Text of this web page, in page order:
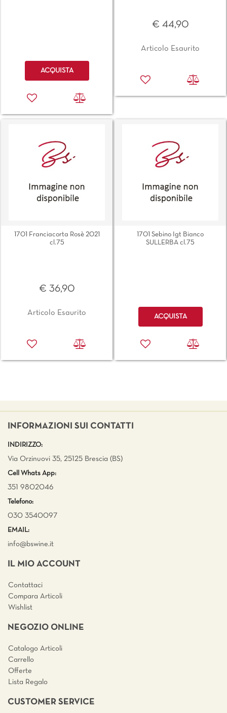
Quantità
ACQUISTA
€ 44,90
Articolo Esaurito
1701 Franciacorta Rosè 2021
cl.75
€ 36,90
Articolo Esaurito
1701 Sebino Igt Bianco
SULLERBA cl.75
Quantità
ACQUISTA
INFORMAZIONI SUI CONTATTI
INDIRIZZO:
Via Orzinuovi 35, 25125 Brescia (BS)
Cell Whats App:
351 9802046
Telefono:
030 3540097
EMAIL:
info@bswine.it
IL MIO ACCOUNT
Contattaci
Compara Articoli
Wishlist
NEGOZIO ONLINE
Catalogo Articoli
Carrello
Offerte
Lista Regalo
CUSTOMER SERVICE